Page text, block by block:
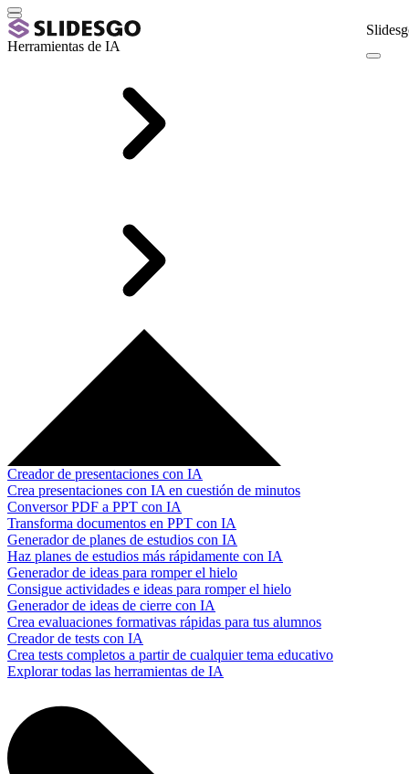
Herramientas de IA
Creador de presentaciones con IA
Crea presentaciones con IA en cuestión de minutos
Conversor PDF a PPT con IA
Transforma documentos en PPT con IA
Generador de planes de estudios con IA
Haz planes de estudios más rápidamente con IA
Generador de ideas para romper el hielo
Consigue actividades e ideas para romper el hielo
Generador de ideas de cierre con IA
Crea evaluaciones formativas rápidas para tus alumnos
Creador de tests con IA
Crea tests completos a partir de cualquier tema educativo
Explorar todas las herramientas de IA